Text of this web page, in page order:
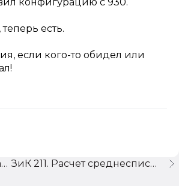
есть.
если кого-то обидел или
ЗиК 211. Расчет среднесписочной численности
Средний заработок